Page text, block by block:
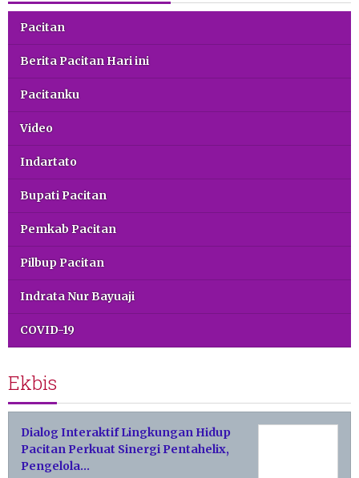
Pacitan
Berita Pacitan Hari ini
Pacitanku
Video
Indartato
Bupati Pacitan
Pemkab Pacitan
Pilbup Pacitan
Indrata Nur Bayuaji
COVID-19
Ekbis
Dialog Interaktif Lingkungan Hidup
Pacitan Perkuat Sinergi Pentahelix,
Pengelola…